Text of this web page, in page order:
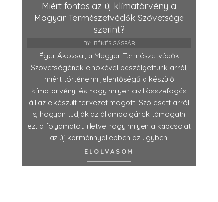
Miért fontos az új klímatörvény a
Magyar Természetvédők Szövetsége
szerint?
BY: BÉKÉS GÁSPÁR
Éger Ákossal, a Magyar Természetvédők
Szövetségének elnökével beszélgettünk arról,
miért történelmi jelentőségű a készülő
klímatörvény, és hogy milyen civil összefogás
áll az elkészült tervezet mögött. Szó esett arról
is, hogyan tudják az állampolgárok támogatni
ezt a folyamatot, illetve hogy milyen a kapcsolat
az új kormánnyal ebben az ügyben.
ELOLVASOM